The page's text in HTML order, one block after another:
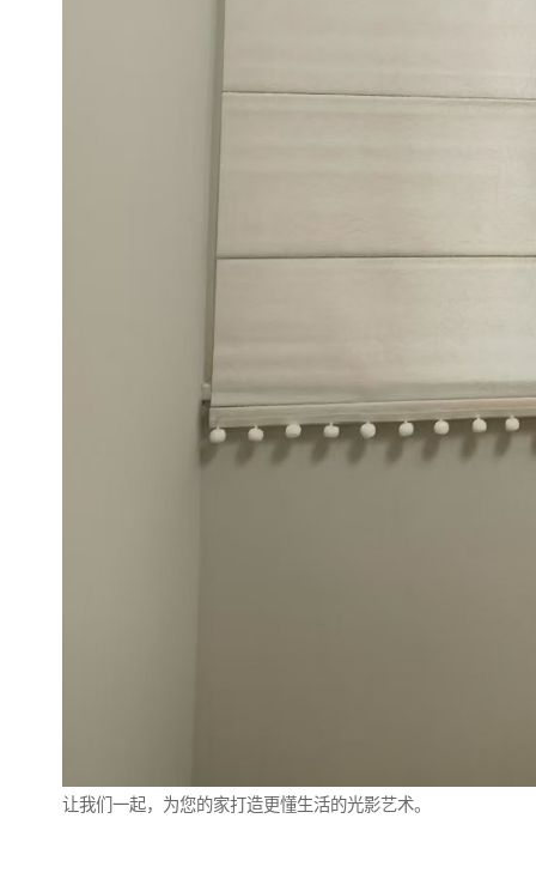
让我们一起，为您的家打造更懂生活的光影艺术。